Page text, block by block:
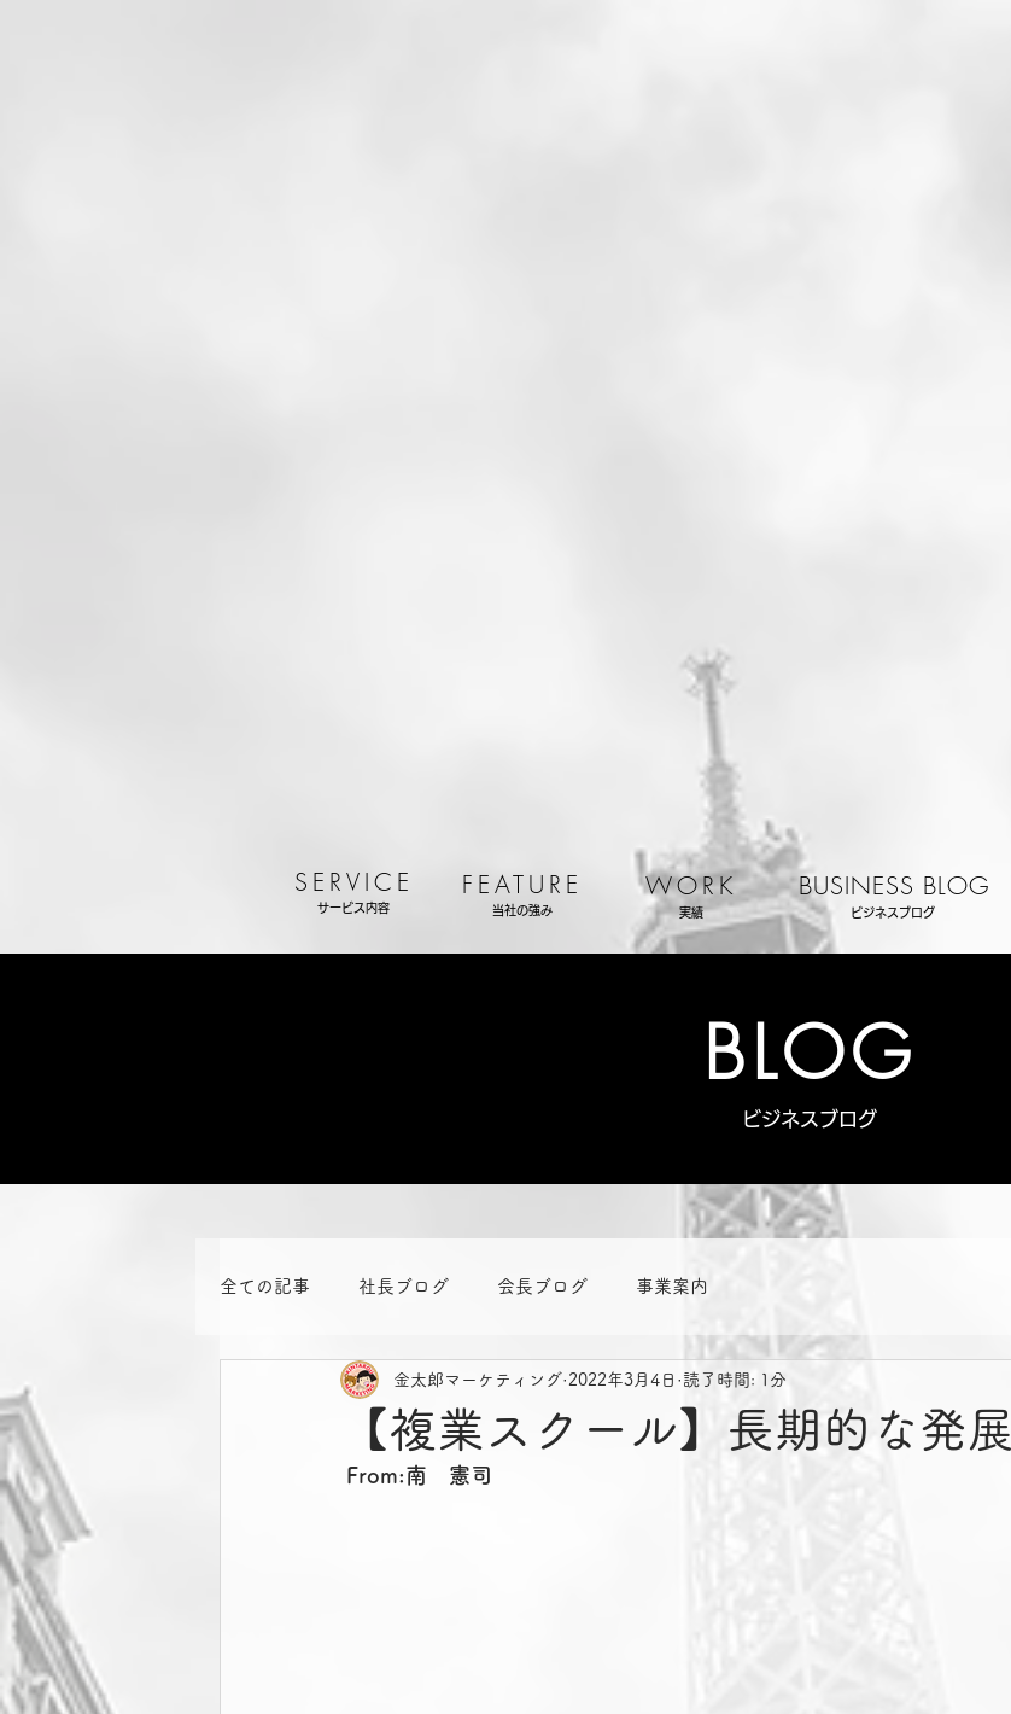
SERVICE
サービス内容
FEATURE
当社の強み
WORK
実績
BUSINESS BLOG
ビジネスブログ
BLOG
ビジネスブログ
全ての記事 社長ブログ 会長ブログ 事業案内
【複業スクール】長期的な発展
金太郎マーケティング 2022年3月4日 読了時間: 1分
From:南　憲司